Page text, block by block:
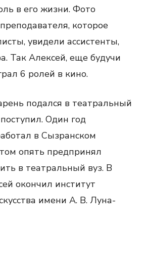
в его жизни. Фото
которое
увидели ассистенты,
Так Алексей, еще будучи
6 ролей в кино.
подался в театральный
Один год
в Сызранском
опять предпринял
в театральный вуз. В
окончил институт
имени А. В. Луна-